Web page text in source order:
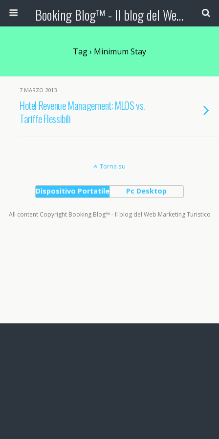
Booking Blog™ - Il blog del Web Marketing Turistico
Tag › Minimum Stay
7 MARZO 2013
Hotel Revenue Management: MLOS vs.
Tariffe Flessibili
Torna su
Dispositivo Portatile Pc Desktop
All content Copyright Booking Blog™ - Il blog del Web Marketing Turistico